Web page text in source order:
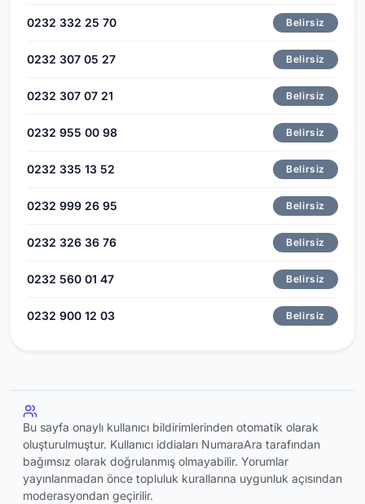
0232 332 25 70 Belirsiz
0232 307 05 27 Belirsiz
0232 307 07 21 Belirsiz
0232 955 00 98 Belirsiz
0232 335 13 52 Belirsiz
0232 999 26 95 Belirsiz
0232 326 36 76 Belirsiz
0232 560 01 47 Belirsiz
0232 900 12 03 Belirsiz
Bu sayfa onaylı kullanıcı bildirimlerinden otomatik olarak
oluşturulmuştur. Kullanıcı iddiaları NumaraAra tarafından
bağımsız olarak doğrulanmış olmayabilir. Yorumlar
yayınlanmadan önce topluluk kurallarına uygunluk açısından
moderasyondan geçirilir.